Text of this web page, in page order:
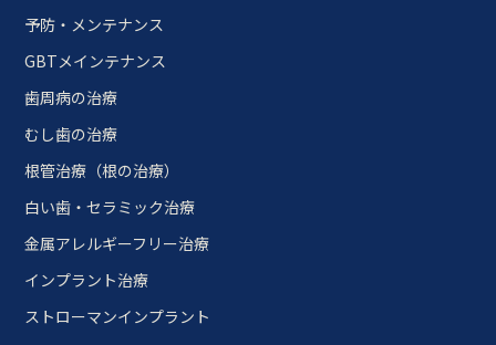
予防・メンテナンス
GBTメインテナンス
歯周病の治療
むし歯の治療
根管治療（根の治療）
白い歯・セラミック治療
金属アレルギーフリー治療
インプラント治療
ストローマンインプラント